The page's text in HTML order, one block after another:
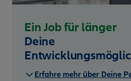
Ein Job für länger
Deine
Erfahre mehr über Deine